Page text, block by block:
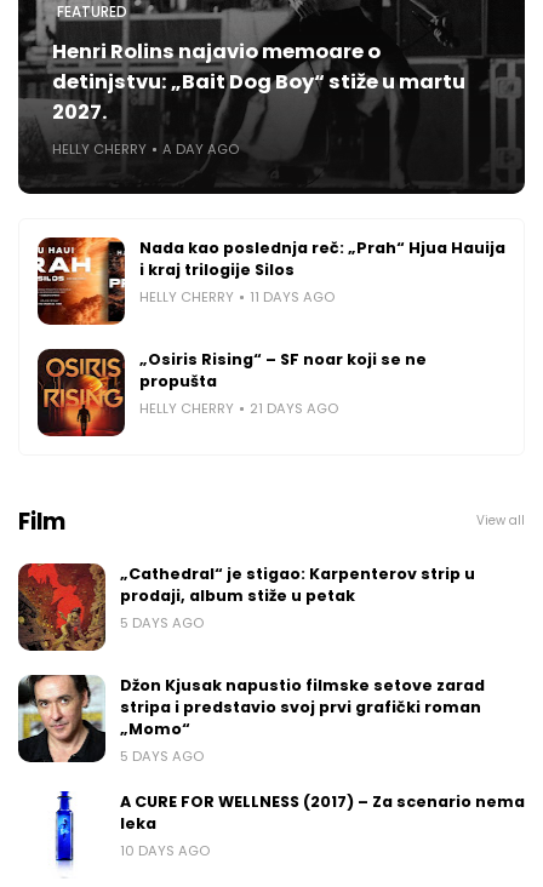
FEATURED
Henri Rolins najavio memoare o
detinjstvu: „Bait Dog Boy“ stiže u martu
2027.
HELLY CHERRY A DAY AGO
Nada kao poslednja reč: „Prah“ Hjua Hauija
i kraj trilogije Silos
HELLY CHERRY 11 DAYS AGO
„Osiris Rising“ – SF noar koji se ne
propušta
HELLY CHERRY 21 DAYS AGO
Film View all
„Cathedral“ je stigao: Karpenterov strip u
prodaji, album stiže u petak
5 DAYS AGO
Džon Kjusak napustio filmske setove zarad
stripa i predstavio svoj prvi grafički roman
„Momo“
5 DAYS AGO
A CURE FOR WELLNESS (2017) – Za scenario nema
leka
10 DAYS AGO